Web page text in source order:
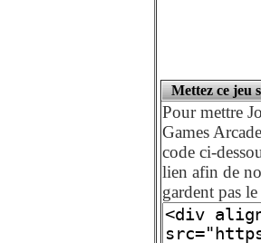
Mettez ce jeu
Pour mettre
Games
code ci-
lien afin de
gardent pas